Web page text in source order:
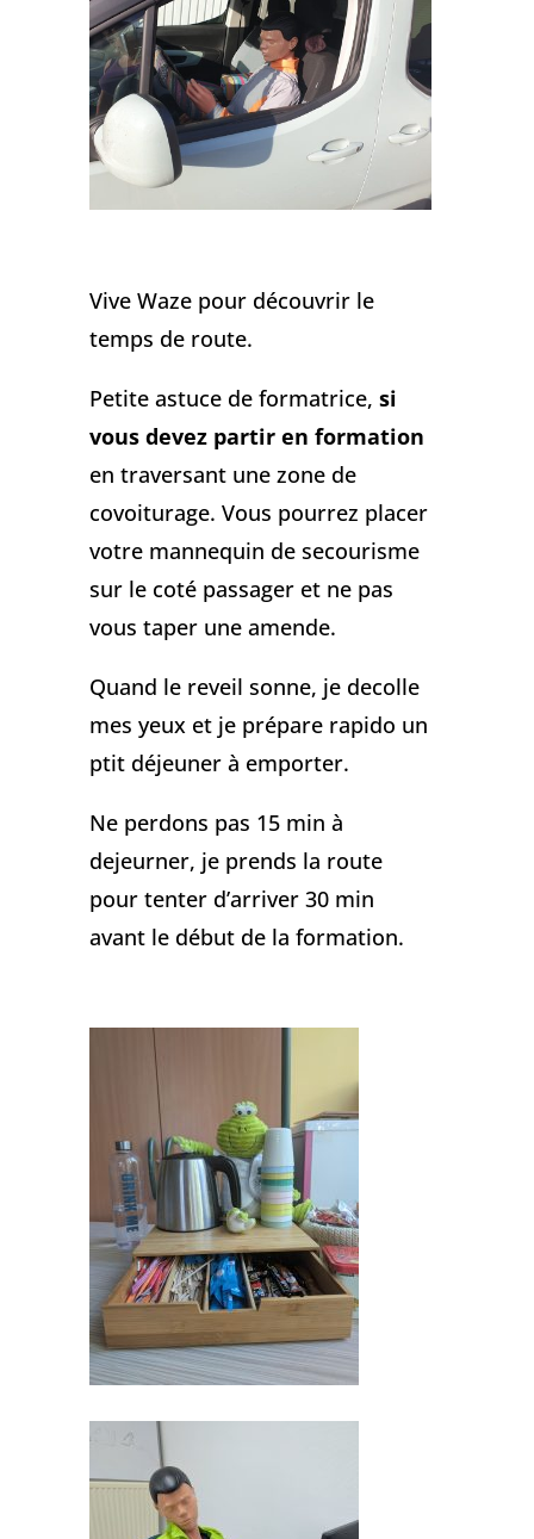
Vive Waze pour découvrir le
temps de route.
Petite astuce de formatrice, si
vous devez partir en formation
en traversant une zone de
covoiturage. Vous pourrez placer
votre mannequin de secourisme
sur le coté passager et ne pas
vous taper une amende.
Quand le reveil sonne, je decolle
mes yeux et je prépare rapido un
ptit déjeuner à emporter.
Ne perdons pas 15 min à
dejeurner, je prends la route
pour tenter d’arriver 30 min
avant le début de la formation.